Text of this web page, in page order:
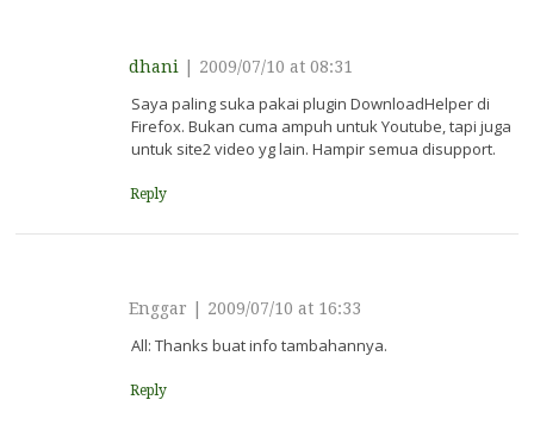
dhani 2009/07/10 at 08:31
Saya paling suka pakai plugin DownloadHelper di
Firefox. Bukan cuma ampuh untuk Youtube, tapi juga
untuk site2 video yg lain. Hampir semua disupport.
Reply
Enggar 2009/07/10 at 16:33
All: Thanks buat info tambahannya.
Reply